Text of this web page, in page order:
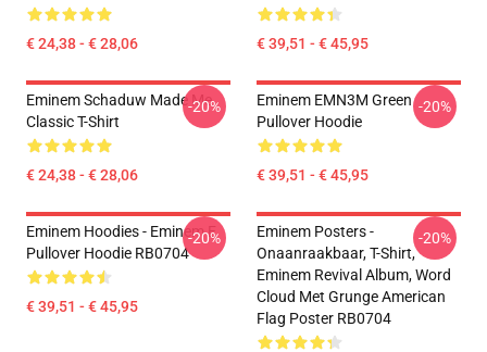
€ 24,38 - € 28,06 € 39,51 - € 45,95
Eminem Schaduw Made Me
Classic T-Shirt
€ 24,38 - € 28,06
-20%
Eminem EMN3M Green
Pullover Hoodie
€ 39,51 - € 45,95
-20%
Eminem Hoodies - Eminem E
Pullover Hoodie RB0704
€ 39,51 - € 45,95
-20%
Eminem Posters -
Onaanraakbaar, T-Shirt,
Eminem Revival Album, Word
Cloud Met Grunge American
Flag Poster RB0704
-20%